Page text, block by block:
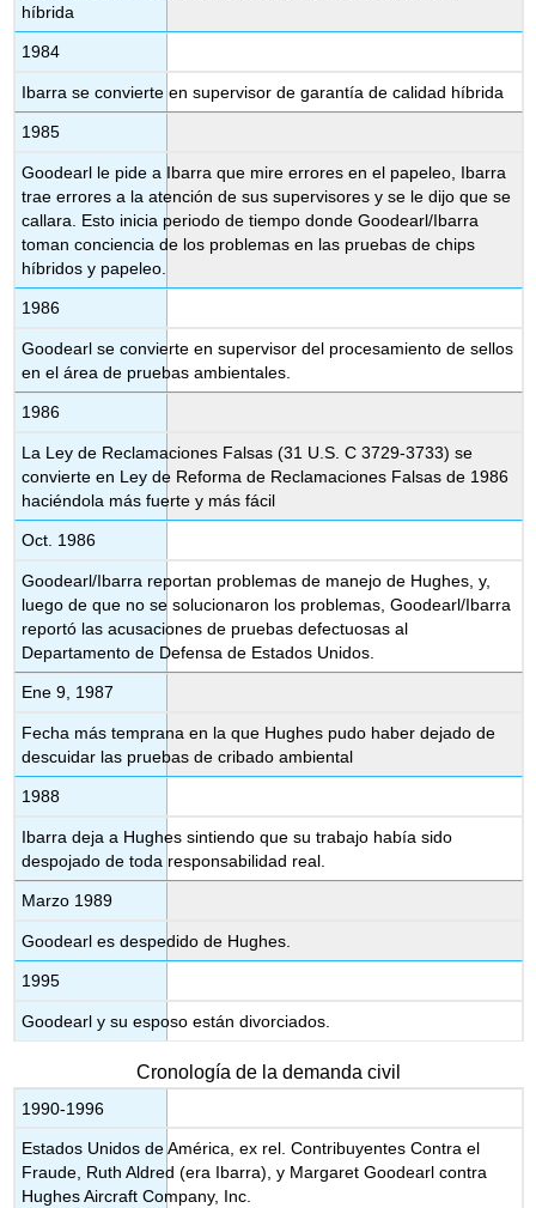
híbrida
1984
Ibarra se convierte en supervisor de garantía de calidad híbrida
1985
Goodearl le pide a Ibarra que mire errores en el papeleo, Ibarra
trae errores a la atención de sus supervisores y se le dijo que se
callara. Esto inicia periodo de tiempo donde Goodearl/Ibarra
toman conciencia de los problemas en las pruebas de chips
híbridos y papeleo.
1986
Goodearl se convierte en supervisor del procesamiento de sellos
en el área de pruebas ambientales.
1986
La Ley de Reclamaciones Falsas (31 U.S. C 3729-3733) se
convierte en Ley de Reforma de Reclamaciones Falsas de 1986
haciéndola más fuerte y más fácil
Oct. 1986
Goodearl/Ibarra reportan problemas de manejo de Hughes, y,
luego de que no se solucionaron los problemas, Goodearl/Ibarra
reportó las acusaciones de pruebas defectuosas al
Departamento de Defensa de Estados Unidos.
Ene 9, 1987
Fecha más temprana en la que Hughes pudo haber dejado de
descuidar las pruebas de cribado ambiental
1988
Ibarra deja a Hughes sintiendo que su trabajo había sido
despojado de toda responsabilidad real.
Marzo 1989
Goodearl es despedido de Hughes.
1995
Goodearl y su esposo están divorciados.
Cronología de la demanda civil
1990-1996
Estados Unidos de América, ex rel. Contribuyentes Contra el
Fraude, Ruth Aldred (era Ibarra), y Margaret Goodearl contra
Hughes Aircraft Company, Inc.